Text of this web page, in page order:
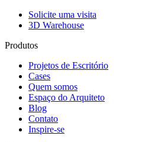
Solicite uma visita
3D Warehouse
Produtos
Projetos de Escritório
Cases
Quem somos
Espaço do Arquiteto
Blog
Contato
Inspire-se